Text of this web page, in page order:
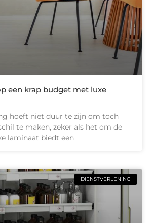
een krap budget met luxe
hoeft niet duur te zijn om toch
te maken, zeker als het om de
laminaat biedt een
DIENSTVERLENING